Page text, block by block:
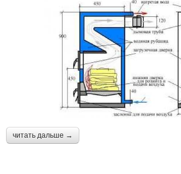
читать дальше →